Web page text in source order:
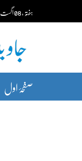
content ہفتہ‬‮،08اگست‬‮
صفحۂ اول